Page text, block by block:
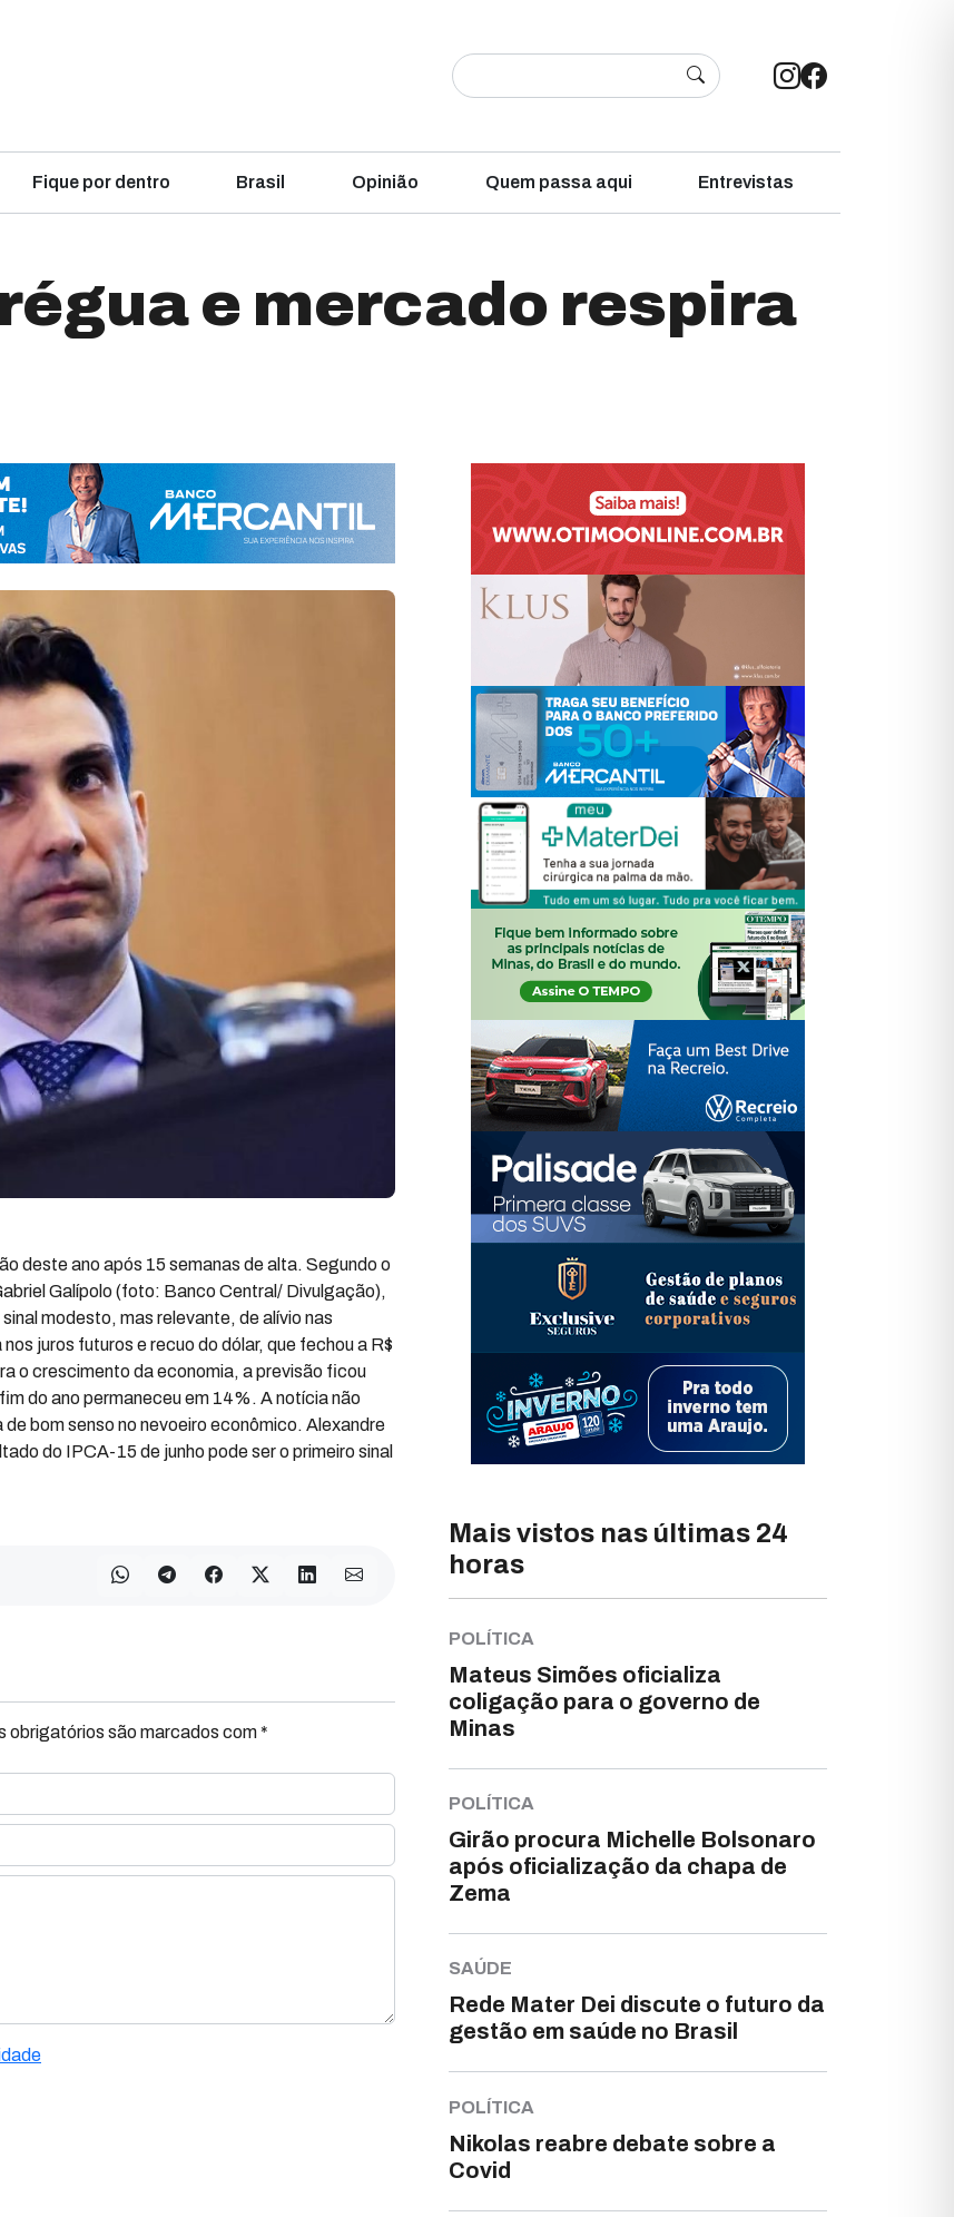
Fique por dentro Brasil Opinião Quem passa aqui Entrevistas
e mercado respira
deste ano após 15 semanas de alta. Segundo o
Galípolo (foto: Banco Central/ Divulgação),
modesto, mas relevante, de alívio nas
juros futuros e recuo do dólar, que fechou a R$
o crescimento da economia, a previsão ficou
do ano permaneceu em 14%. A notícia não
bom senso no nevoeiro econômico. Alexandre
do IPCA-15 de junho pode ser o primeiro sinal
obrigatórios são marcados com *
Mais vistos nas últimas 24
horas
POLÍTICA
Mateus Simões oficializa
coligação para o governo de
Minas
POLÍTICA
Girão procura Michelle Bolsonaro
após oficialização da chapa de
Zema
SAÚDE
Rede Mater Dei discute o futuro da
gestão em saúde no Brasil
POLÍTICA
Nikolas reabre debate sobre a
Covid